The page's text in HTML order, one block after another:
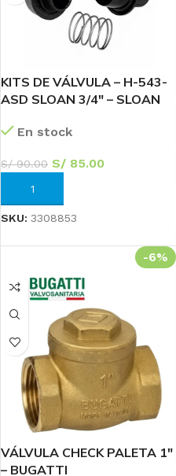
KITS DE VÁLVULA – H-543-
ASD SLOAN 3/4″ – SLOAN
En stock
S/90.00 S/ 85.00
AÑADIR AL CARRITO
SKU: 3308853
-6%
VÁLVULA CHECK PALETA 1″
– BUGATTI